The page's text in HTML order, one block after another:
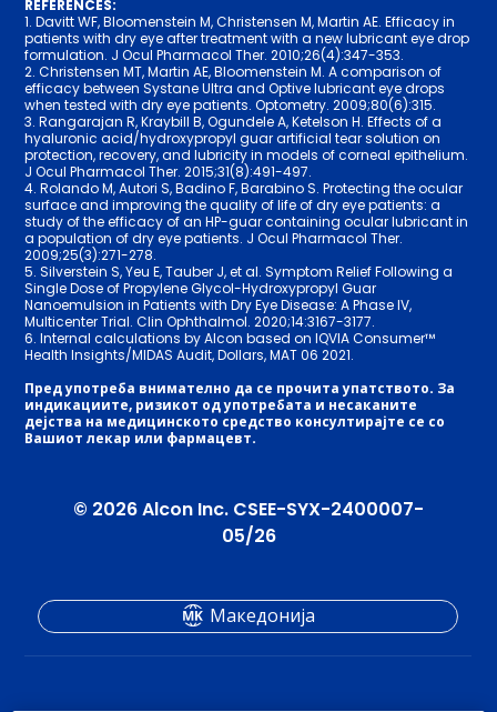
REFERENCES:
1. Davitt WF, Bloomenstein M, Christensen M, Martin AE. Efficacy in
patients with dry eye after treatment with a new lubricant eye drop
formulation. J Ocul Pharmacol Ther. 2010;26(4):347-353.
2. Christensen MT, Martin AE, Bloomenstein M. A comparison of
efficacy between Systane Ultra and Optive lubricant eye drops
when tested with dry eye patients. Optometry. 2009;80(6):315.
3. Rangarajan R, Kraybill B, Ogundele A, Ketelson H. Effects of a
hyaluronic acid/hydroxypropyl guar artificial tear solution on
protection, recovery, and lubricity in models of corneal epithelium.
J Ocul Pharmacol Ther. 2015;31(8):491-497.
4. Rolando M, Autori S, Badino F, Barabino S. Protecting the ocular
surface and improving the quality of life of dry eye patients: a
study of the efficacy of an HP-guar containing ocular lubricant in
a population of dry eye patients. J Ocul Pharmacol Ther.
2009;25(3):271-278.
5. Silverstein S, Yeu E, Tauber J, et al. Symptom Relief Following a
Single Dose of Propylene Glycol-Hydroxypropyl Guar
Nanoemulsion in Patients with Dry Eye Disease: A Phase IV,
Multicenter Trial. Clin Ophthalmol. 2020;14:3167-3177.
6. Internal calculations by Alcon based on IQVIA Consumer™
Health Insights/MIDAS Audit, Dollars, MAT 06 2021.
Пред употреба внимателно да се прочита упатството. За
индикациите, ризикот од употребата и несаканите
дејства на медицинското средство консултирајте се со
Вашиот лекар или фармацевт.
© 2026 Alcon Inc. CSEE-SYX-2400007-
05/26
Македонија